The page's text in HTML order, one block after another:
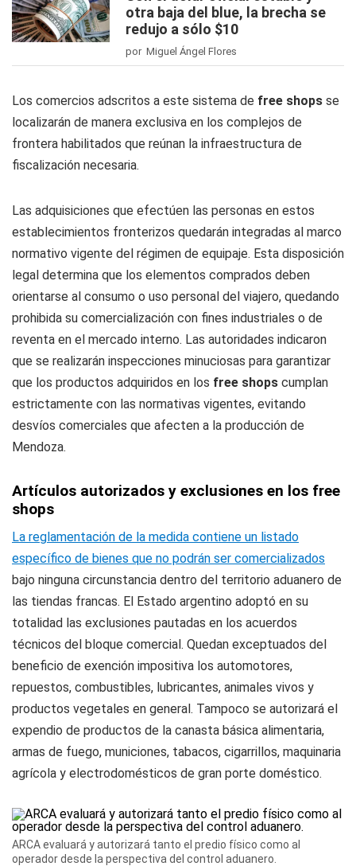
otra baja del blue, la brecha se
redujo a sólo $10
por Miguel Ángel Flores
Los comercios adscritos a este sistema de free shops se
localizarán de manera exclusiva en los complejos de
frontera habilitados que reúnan la infraestructura de
fiscalización necesaria.
Las adquisiciones que efectúen las personas en estos
establecimientos fronterizos quedarán integradas al marco
normativo vigente del régimen de equipaje. Esta disposición
legal determina que los elementos comprados deben
orientarse al consumo o uso personal del viajero, quedando
prohibida su comercialización con fines industriales o de
reventa en el mercado interno. Las autoridades indicaron
que se realizarán inspecciones minuciosas para garantizar
que los productos adquiridos en los free shops cumplan
estrictamente con las normativas vigentes, evitando
desvíos comerciales que afecten a la producción de
Mendoza.
Artículos autorizados y exclusiones en los free
shops
La reglamentación de la medida contiene un listado
específico de bienes que no podrán ser comercializados
bajo ninguna circunstancia dentro del territorio aduanero de
las tiendas francas. El Estado argentino adoptó en su
totalidad las exclusiones pautadas en los acuerdos
técnicos del bloque comercial. Quedan exceptuados del
beneficio de exención impositiva los automotores,
repuestos, combustibles, lubricantes, animales vivos y
productos vegetales en general. Tampoco se autorizará el
expendio de productos de la canasta básica alimentaria,
armas de fuego, municiones, tabacos, cigarrillos, maquinaria
agrícola y electrodomésticos de gran porte doméstico.
ARCA evaluará y autorizará tanto el predio físico como al
operador desde la perspectiva del control aduanero.